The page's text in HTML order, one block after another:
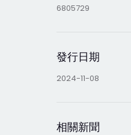
6805729
發行日期
2024-11-08
相關新聞